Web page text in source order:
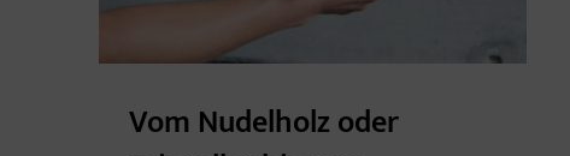
Vom Nudelholz oder